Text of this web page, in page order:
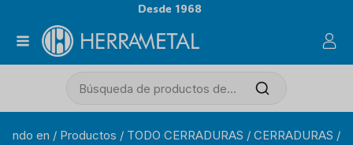
Desde 1968
ndo en / Productos / TODO CERRADURAS / CERRADURAS /